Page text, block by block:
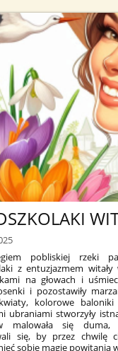
pobliskiej rzeki
z entuzjazmem
na głowach i
i pozostawiły
kolorowe
ubraniami stworzyły
malowała się
się, by przez chwilę
sobie magię powitania